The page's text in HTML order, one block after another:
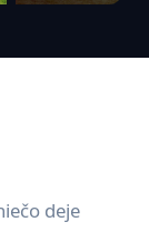
deje